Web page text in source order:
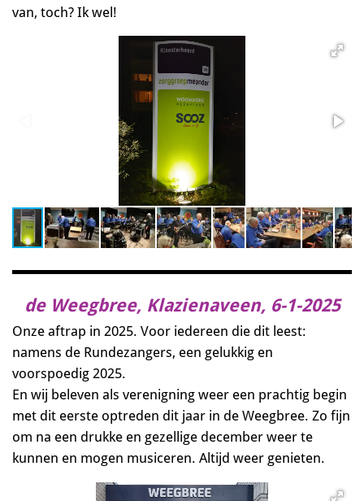
van, toch? Ik wel!
de Weegbree, Klazienaveen, 6-1-2025
Onze aftrap in 2025. Voor iedereen die dit leest:
namens de Rundezangers, een gelukkig en
voorspoedig 2025.
En wij beleven als verenigning weer een prachtig begin
met dit eerste optreden dit jaar in de Weegbree. Zo fijn
om na een drukke en gezellige december weer te
kunnen en mogen musiceren. Altijd weer genieten.